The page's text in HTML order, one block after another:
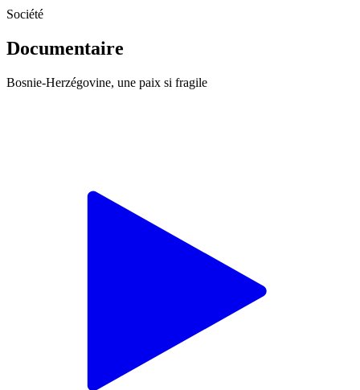
Société
Documentaire
Bosnie-Herzégovine, une paix si fragile